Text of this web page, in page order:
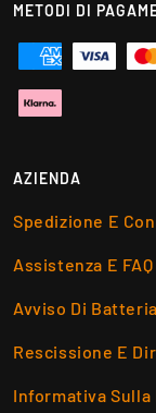
METODI DI
AZIENDA
Spedizione E
Assistenza E FAQ
Avviso Di
Rescissione E
Informativa Sulla